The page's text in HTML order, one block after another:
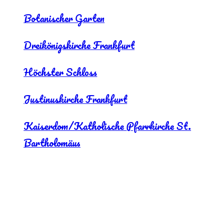
Botanischer Garten
Dreikönigskirche Frankfurt
Höchster Schloss
Justinuskirche Frankfurt
Kaiserdom/Katholische Pfarrkirche St.
Bartholomäus